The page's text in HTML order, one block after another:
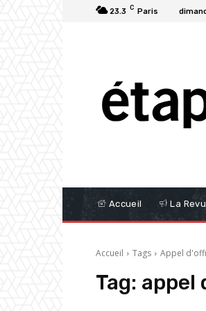
23.3 C Paris
Accueil La
Accueil Tags Appel
Tag: appel